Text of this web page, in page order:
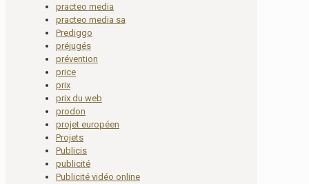
practeo media
practeo media sa
Prediggo
préjugés
prévention
price
prix
prix du web
prodon
projet européen
Projets
Publicis
publicité
Publicité vidéo online